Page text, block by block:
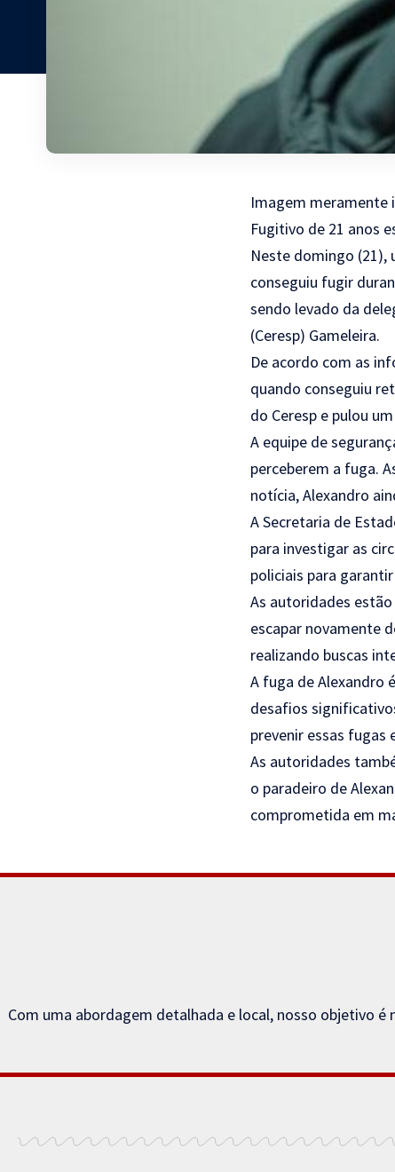
Imagem meramente
Fugitivo de 21 anos
Neste domingo (21),
conseguiu fugir
sendo levado da
(Ceresp) Gameleira.
De acordo com as
quando conseguiu
do Ceresp e pulou
A equipe de
perceberem a fuga.
notícia, Alexandro
A Secretaria de
para investigar as
policiais para
As autoridades
escapar novamente
realizando buscas
A fuga de Alexandro
desafios
prevenir essas fugas
As autoridades
o paradeiro de
comprometida em
Com uma abordagem detalhada e local, nosso objetivo